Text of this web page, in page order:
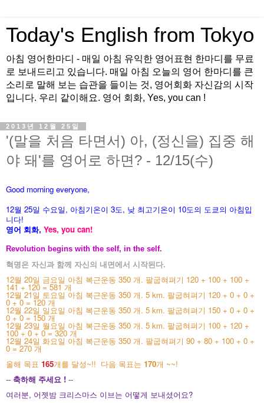
Today's English from Tokyo
아침 영어한마디 - 매일 아침 유익한 영어표현 한마디를 무료
로 보내드리고 있습니다. 매일 아침 오늘의 영어 한마디를 큰
소리로 말해 보는 습관을 들이는 것, 영어회화 자신감의 시작
입니다. 우리 같이해요. 영어 회화, Yes, you can !
2013년 12월 25일
'(말을 처음 타면서) 아, (정신을) 집중 해
야 돼'를 영어로 하면? - 12/15(수)
Good morning everyone,
12월 25일 수요일, 아침기온이 3도, 낮 최고기온이 10도의 도쿄의 아침입
니다!
영어 회화, Yes, you can!
Revolution begins with the self, in the self.
혁명은 자신과 함께 자신의 내면에서 시작된다.
12월 20일 금요일 아침 복근운동 350 개. 팔굽혀펴기 120 + 100 + 100 +
141 + 120 = 581 개
12월 21일 토요일 아침 복근운동 350 개. 5 km. 팔굽혀펴기 120 + 0 + 0 +
0 + 0 = 120 개
12월 22일 일요일 아침 복근운동 350 개. 5 km. 팔굽혀펴기 150 + 0 + 0 +
0 + 0 = 150 개
12월 23일 월요일 아침 복근운동 350 개. 5 km. 팔굽혀펴기 100 + 120 +
100 + 0 + 0 = 320 개
12월 24일 화요일 아침 복근운동 350 개. 팔굽혀펴기 90 + 80 + 100 + 0 +
0 = 270 개
올해 목표 165개를 달성~!! 다음 목표는 170개 ~~!
-- 축하해 주세요 ! --
여러분, 어젯밤 크리스마스 이브는 어떻게 보내셨어요?